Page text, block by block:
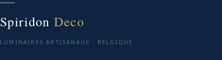
on
Spiridon Deco
LUMINAIRES ARTISANAUX · BELGIQUE